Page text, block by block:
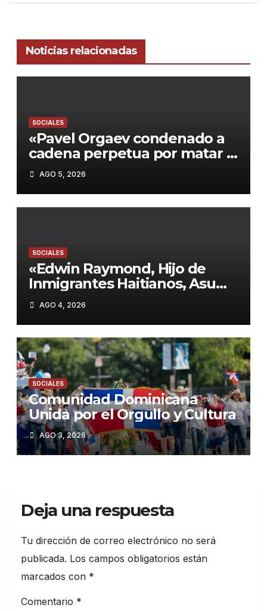
Noticias relacionadas
SOCIALES
«Pavel Orgaev condenado a
cadena perpetua por matar a
su ex roommate en Brooklyn:
Un caso que refleja la
violencia en NYC»
AGO 5, 2026
SOCIALES
«Edwin Raymond, Hijo de
Inmigrantes Haitianos, Asume
como Sheriff de Nueva York:
Mamdani Apuesta por la
Reforma»
AGO 4, 2026
SOCIALES
Comunidad Dominicana
Unida por el Orgullo y Cultura
AGO 3, 2026
Deja una respuesta
Tu dirección de correo electrónico no será
publicada. Los campos obligatorios están
marcados con *
Comentario *